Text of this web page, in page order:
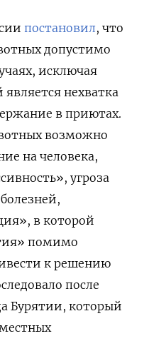
постановил, что
допустимо
исключая
нехватка
в приютах.
возможно
на человека,
угроза
в которой
помимо
к решению
после
Бурятии, который